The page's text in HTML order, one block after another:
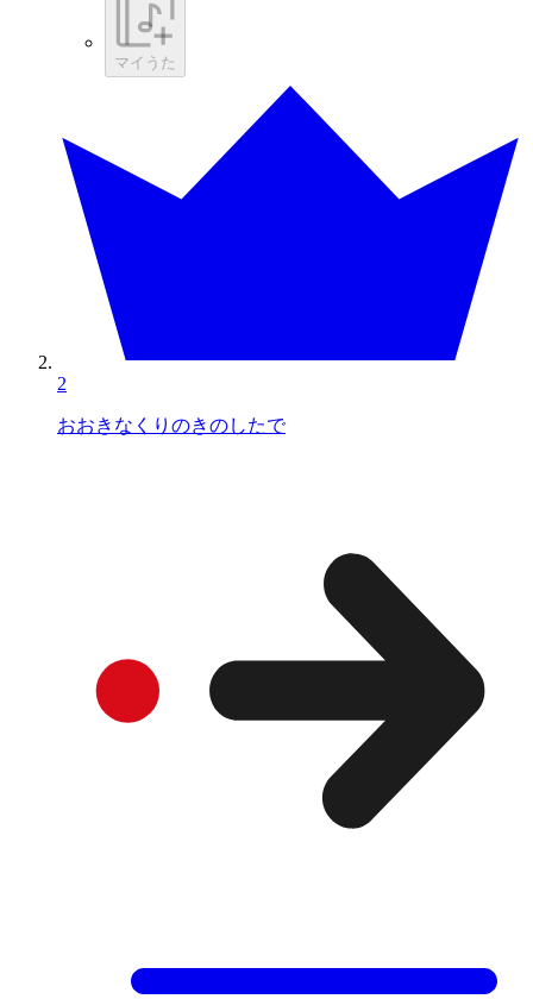
マイうた
2
おおきなくりのきのしたで